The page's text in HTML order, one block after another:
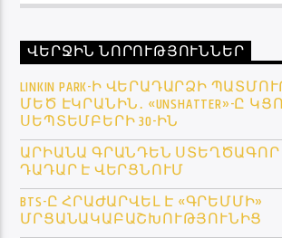
ՎԵՐՋԻՆ ՆՈՐՈՒԹՅՈՒՆՆԵՐ
LINKIN PARK-Ի ՎԵՐԱԴԱՐՁԻ
ՄԵԾ ԷԿՐԱՆԻՆ․ «UNSHATTER»-Ը
ՍԵՊՏԵՄԲԵՐԻ 30-ԻՆ
ԱՐԻԱՆԱ ԳՐԱՆԴԵՆ
ԴԱԴԱՐ Է ՎԵՐՑՆՈՒՄ
BTS-Ը ՀՐԱԺԱՐՎԵԼ Է «ԳՐԵՄՄԻ»
ՄՐՑԱՆԱԿԱԲԱՇԽՈՒԹՅՈՒՆԻՑ